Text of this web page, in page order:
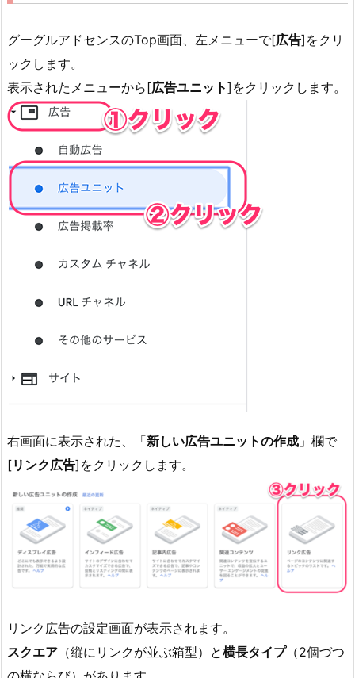
グーグルアドセンスのTop画面、左メニューで[広告]をクリ
ックします。
表示されたメニューから[広告ユニット]をクリックします。
右画面に表示された、「新しい広告ユニットの作成 」欄で
[リンク広告]をクリックします。
リンク広告の設定画面が表示されます。
スクエア （縦にリンクが並ぶ箱型）と横長タイプ（2個づつ